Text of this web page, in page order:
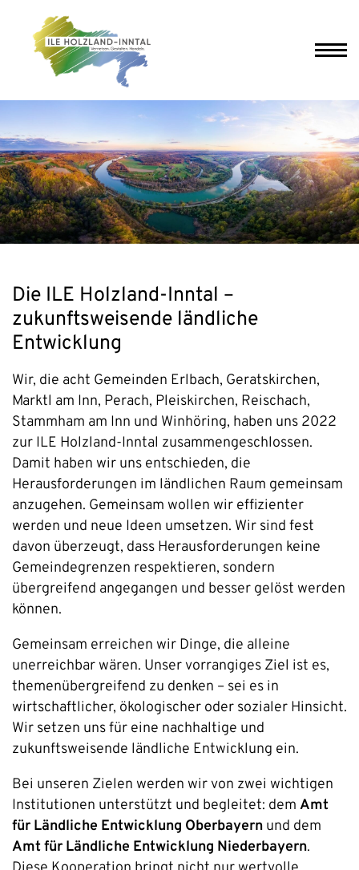
Die ILE Holzland-Inntal –
zukunftsweisende ländliche
Entwicklung
Wir, die acht Gemeinden Erlbach, Geratskirchen,
Marktl am Inn, Perach, Pleiskirchen, Reischach,
Stammham am Inn und Winhöring, haben uns 2022
zur ILE Holzland-Inntal zusammengeschlossen.
Damit haben wir uns entschieden, die
Herausforderungen im ländlichen Raum gemeinsam
anzugehen. Gemeinsam wollen wir effizienter
werden und neue Ideen umsetzen. Wir sind fest
davon überzeugt, dass Herausforderungen keine
Gemeindegrenzen respektieren, sondern
übergreifend angegangen und besser gelöst werden
können.
Gemeinsam erreichen wir Dinge, die alleine
unerreichbar wären. Unser vorrangiges Ziel ist es,
themenübergreifend zu denken – sei es in
wirtschaftlicher, ökologischer oder sozialer Hinsicht.
Wir setzen uns für eine nachhaltige und
zukunftsweisende ländliche Entwicklung ein.
Bei unseren Zielen werden wir von zwei wichtigen
Institutionen unterstützt und begleitet: dem Amt
für Ländliche Entwicklung Oberbayern und dem
Amt für Ländliche Entwicklung Niederbayern.